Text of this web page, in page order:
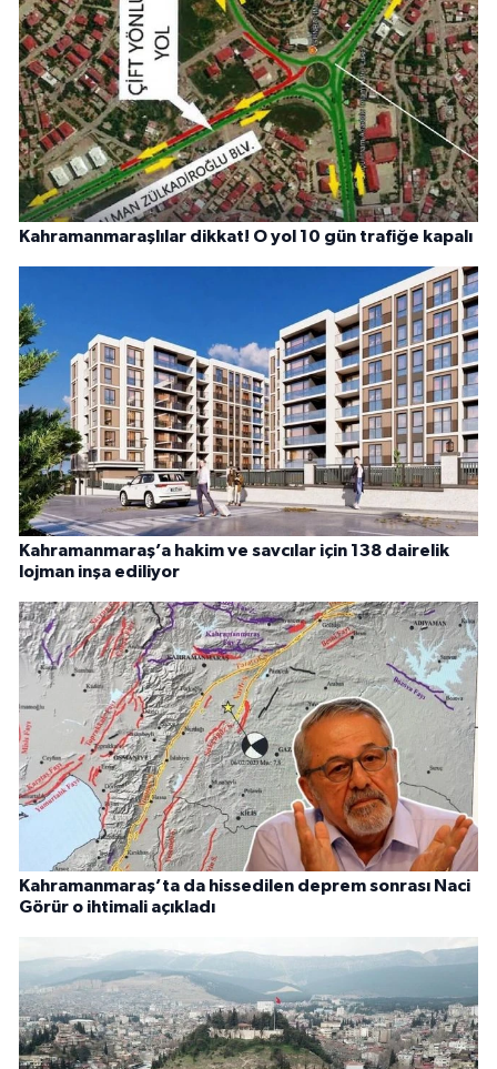
Kahramanmaraşlılar dikkat! O yol 10 gün trafiğe kapalı
Kahramanmaraş’a hakim ve savcılar için 138 dairelik
lojman inşa ediliyor
Kahramanmaraş’ta da hissedilen deprem sonrası Naci
Görür o ihtimali açıkladı